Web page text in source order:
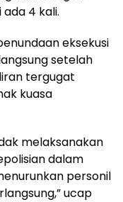
4 kali.
eksekusi
setelah
tergugat
kuasa
melaksanakan
dalam
personil
ucap